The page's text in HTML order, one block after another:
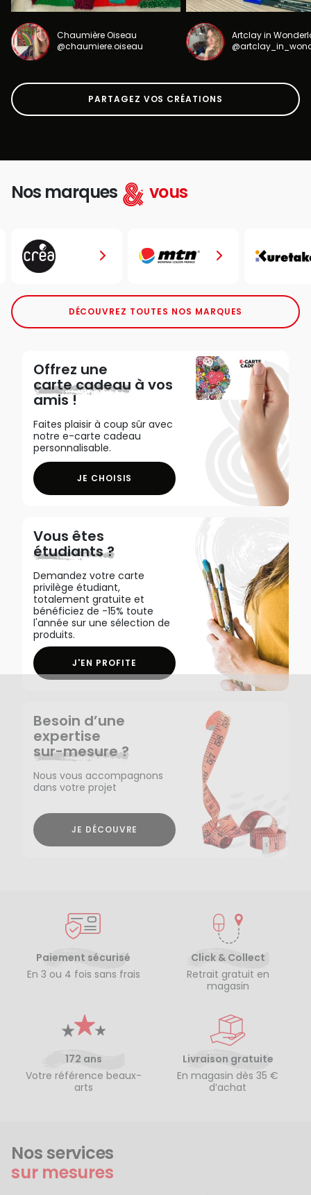
Chaumière Oiseau
@chaumiere.oiseau
Artclay in
PARTAGEZ VOS CRÉATIONS
Nos marques vous
DÉCOUVREZ TOUTES NOS MARQUES
Offrez une
carte cadeau à vos
amis !
Faites plaisir à coup sûr avec
notre e-carte cadeau
personnalisable.
JE CHOISIS
Vous êtes
étudiants ?
Demandez votre carte
privilège étudiant,
totalement gratuite et
bénéficiez de -15% toute
l'année sur une sélection de
produits.
J'EN PROFITE
Besoin d’une
expertise
sur-mesure ?
Nous vous accompagnons
dans votre projet
JE DÉCOUVRE
Paiement sécurisé
En 3 ou 4 fois sans frais
Click & Collect
Retrait gratuit en
magasin
172 ans
Votre référence beaux-
arts
Livraison gratuite
En magasin dès 35 €
d’achat
Nos services
sur mesures